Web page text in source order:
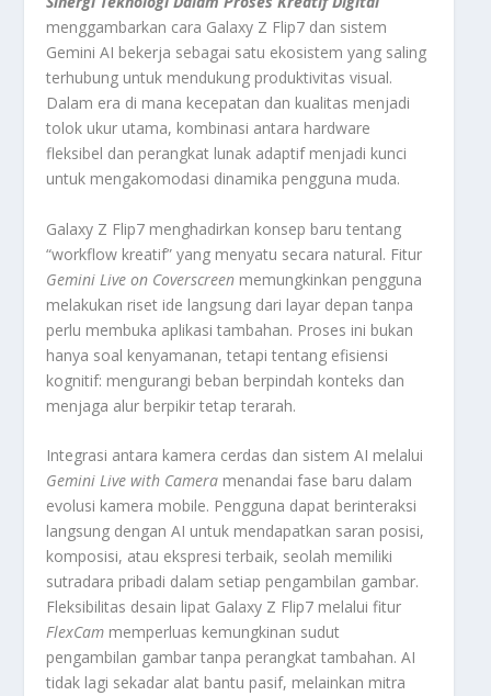
menggambarkan cara Galaxy Z Flip7 dan sistem
Gemini AI bekerja sebagai satu ekosistem yang saling
terhubung untuk mendukung produktivitas visual.
Dalam era di mana kecepatan dan kualitas menjadi
tolok ukur utama, kombinasi antara hardware
fleksibel dan perangkat lunak adaptif menjadi kunci
untuk mengakomodasi dinamika pengguna muda.
Galaxy Z Flip7 menghadirkan konsep baru tentang
“workflow kreatif” yang menyatu secara natural. Fitur
Gemini Live on Coverscreen memungkinkan pengguna
melakukan riset ide langsung dari layar depan tanpa
perlu membuka aplikasi tambahan. Proses ini bukan
hanya soal kenyamanan, tetapi tentang efisiensi
kognitif: mengurangi beban berpindah konteks dan
menjaga alur berpikir tetap terarah.
Integrasi antara kamera cerdas dan sistem AI melalui
Gemini Live with Camera menandai fase baru dalam
evolusi kamera mobile. Pengguna dapat berinteraksi
langsung dengan AI untuk mendapatkan saran posisi,
komposisi, atau ekspresi terbaik, seolah memiliki
sutradara pribadi dalam setiap pengambilan gambar.
Fleksibilitas desain lipat Galaxy Z Flip7 melalui fitur
FlexCam memperluas kemungkinan sudut
pengambilan gambar tanpa perangkat tambahan. AI
tidak lagi sekadar alat bantu pasif, melainkan mitra